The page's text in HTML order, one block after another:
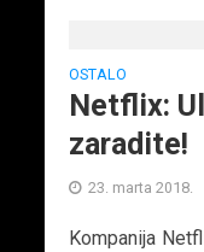
OSTALO
Netflix:
zaradite!
23. marta 2018.
Kompanija